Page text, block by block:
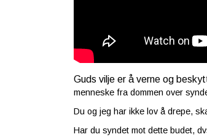
Guds vilje er å verne og
menneske fra dommen over
Du og jeg har ikke lov å drepe,
Har du syndet mot dette budet,